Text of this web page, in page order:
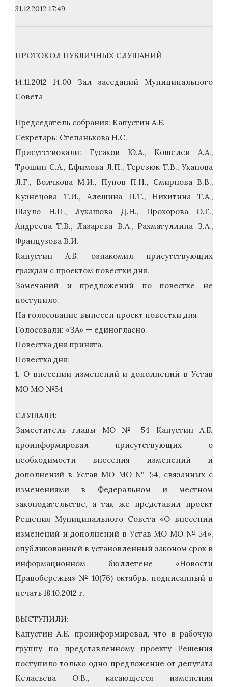
31.12.2012 17:49
ПРОТОКОЛ ПУБЛИЧНЫХ СЛУШАНИЙ
14.11.2012 14.00 Зал заседаний Муниципального
Совета
Председатель собрания: Капустин А.Б.
Секретарь: Степанькова Н.С.
Присутствовали: Гусаков Ю.А., Кошелев А.А.,
Трошин С.А., Ефимова Л.П., Терезюк Т.В., Уханова
Л.Г., Волчкова М.И., Пупов П.Н., Смирнова В.В.,
Кузнецова Т.И., Алешина П.Т., Никитина Т.А.,
Шауло Н.П., Лукашова Д.Н., Прохорова О.Г.,
Андреева Т.В., Лазарева В.А., Рахматуллина З.А.,
Французова В.И.
Капустин А.Б. ознакомил присутствующих
граждан с проектом повестки дня.
Замечаний и предложений по повестке не
поступило.
На голосование вынесен проект повестки дня
Голосовали: «ЗА» — единогласно.
Повестка дня принята.
Повестка дня:
1. О внесении изменений и дополнений в Устав
МО МО №54
СЛУШАЛИ:
Заместитель главы МО № 54 Капустин А.Б.
проинформировал присутствующих о
необходимости внесения изменений и
дополнений в Устав МО МО № 54, связанных с
изменениями в Федеральном и местном
законодательстве, а так же представил проект
Решения Муниципального Совета «О внесении
изменений и дополнений в Устав МО МО № 54»,
опубликованный в установленный законом срок в
информационном бюллетене «Новости
Правобережья» № 10(76) октябрь, подписанный в
печать 18.10.2012 г.
ВЫСТУПИЛИ:
Капустин А.Б. проинформировал, что в рабочую
группу по представленному проекту Решения
поступило только одно предложение от депутата
Келасьева О.В., касающееся изменения